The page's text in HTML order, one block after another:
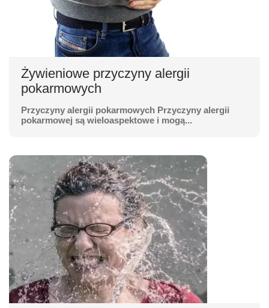
Żywieniowe przyczyny alergii
pokarmowych
Przyczyny alergii pokarmowych Przyczyny alergii
pokarmowej są wieloaspektowe i mogą...